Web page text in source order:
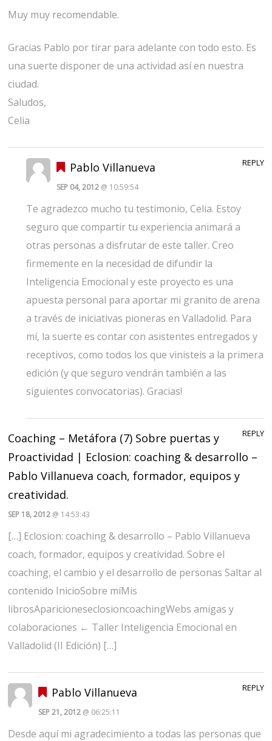
Muy muy recomendable.
Gracias Pablo por tirar para adelante con todo esto. Es
una suerte disponer de una actividad así en nuestra
ciudad.
Saludos,
Celia
Pablo Villanueva
SEP 04, 2012 @ 10:59:54
Te agradezco mucho tu testimonio, Celia. Estoy
seguro que compartir tu experiencia animará a
otras personas a disfrutar de este taller. Creo
firmemente en la necesidad de difundir la
Inteligencia Emocional y este proyecto es una
apuesta personal para aportar mi granito de arena
a través de iniciativas pioneras en Valladolid. Para
mí, la suerte es contar con asistentes entregados y
receptivos, como todos los que vinisteis a la primera
edición (y que seguro vendrán también a las
siguientes convocatorias). Gracias!
REPLY
Coaching – Metáfora (7) Sobre puertas y
Proactividad | Eclosion: coaching & desarrollo –
Pablo Villanueva coach, formador, equipos y
creatividad.
SEP 18, 2012 @ 14:53:43
[…] Eclosion: coaching & desarrollo – Pablo Villanueva
coach, formador, equipos y creatividad. Sobre el
coaching, el cambio y el desarrollo de personas Saltar al
contenido InicioSobre míMis
librosAparicioneseclosioncoachingWebs amigas y
colaboraciones ← Taller Inteligencia Emocional en
Valladolid (II Edición) […]
REPLY
Pablo Villanueva
SEP 21, 2012 @ 06:25:11
Desde aquí mi agradecimiento a todas las personas que
REPLY